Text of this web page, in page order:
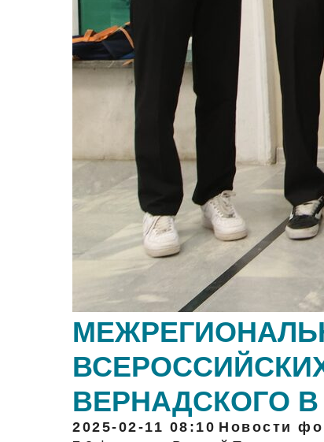
ВЕРНАДСКОГО
2025-02-11 08:10 Новости